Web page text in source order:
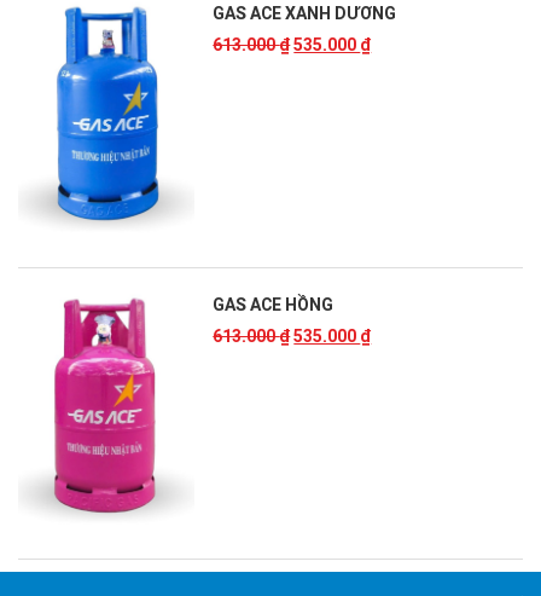
GAS ACE XANH DƯƠNG
613.000₫535.000 ₫
GAS ACE HỒNG
613.000₫535.000 ₫